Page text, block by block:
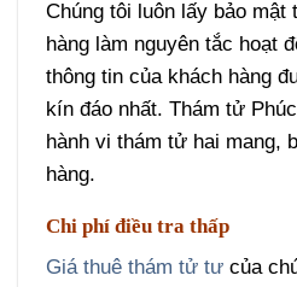
Chúng tôi luôn lấy bảo mật
hàng làm nguyên tắc hoạt
thông tin của khách hàng
kín đáo nhất. Thám tử
hành vi thám tử hai mang,
hàng.
Chi phí điều tra thấp
Giá thuê thám tử tư của